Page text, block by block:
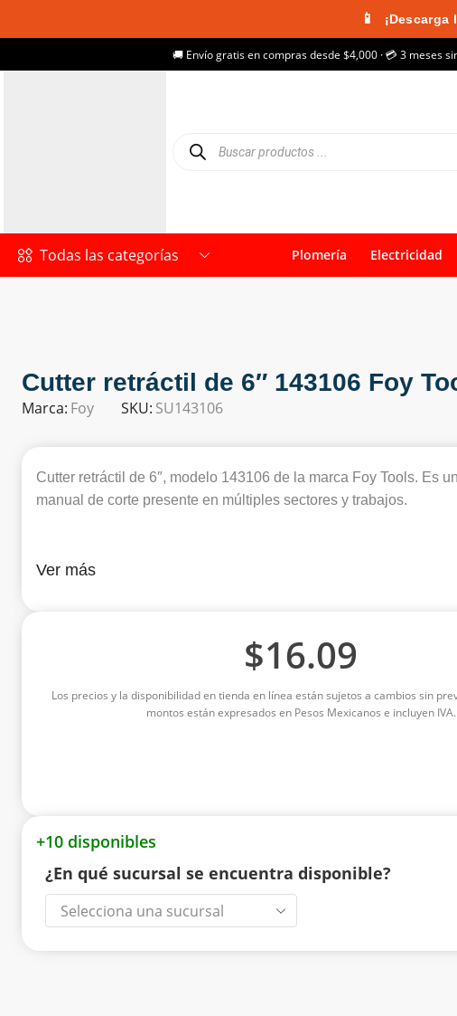
📱
🚚 Envío gratis en compras desde $4,000 · 💳 3 meses
Todas las categorías Plomería Electricidad
Cutter retráctil de 6″ 143106 Foy
Marca: Foy SKU: SU143106
Cutter retráctil de 6″, modelo 143106 de la marca Foy Tools. Es
manual de corte presente en múltiples sectores y trabajos.
Ver más
$16.09
Los precios y la disponibilidad en tienda en línea están sujetos a cambios sin
montos están expresados en Pesos Mexicanos e incluyen IVA.
+10 disponibles
¿En qué sucursal se encuentra disponible?